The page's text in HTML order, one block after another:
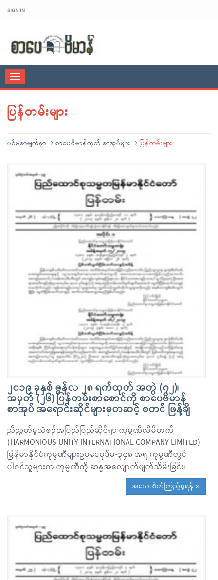
SIGN IN
Toggle
navigation
ပြန်တမ်းများ
ပင်မစာမျက်နှာ စာပေဗိမာန်ထုတ် စာအုပ်များ ပြန်တမ်းများ
၂၀၁၉ ခုနှစ် ဇွန်လ ၂၈ ရက်ထုတ် အတွဲ (၇၂)၊
အမှတ် (၂၆) ပြန်တမ်းစာစောင်ကို စာပေဗိမာန်
စာအုပ် အရောင်းဆိုင်များမှတဆင့် စတင် ဖြန့်ချိ
ညီညွတ်မှုသံစဉ်အပြည်ပြည်ဆိုင်ရာ ကုမ္ပဏီလီမိတက်
(HARMONIOUS UNITY INTERNATIONAL COMPANY LIMITED)
မြန်မာနိုင်ငံကုမ္ပဏီများဥပဒေပုဒ်မ-၃၄၈ အရ ကုမ္ပဏီတွင်
ပါဝင်သူများက ကုမ္ပဏီကို ဆန္ဒအလျောက်ဖျက်သိမ်းခြင်း၊
အသေးစိတ်ကြည့်ရှုရန် »